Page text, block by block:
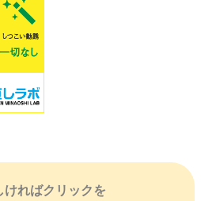
ければクリックを